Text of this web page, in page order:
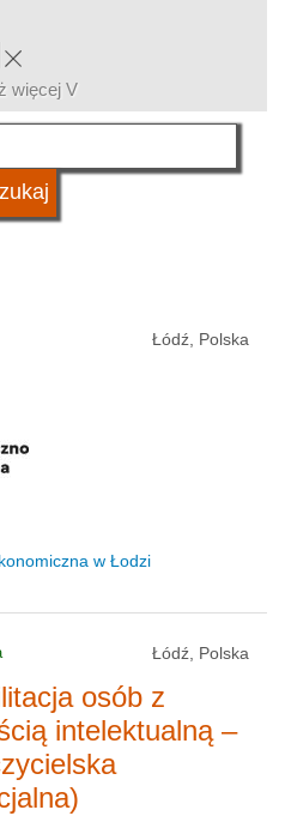
więcej V
Łódź, Polska
w Łodzi
Łódź, Polska
osób z
intelektualną –